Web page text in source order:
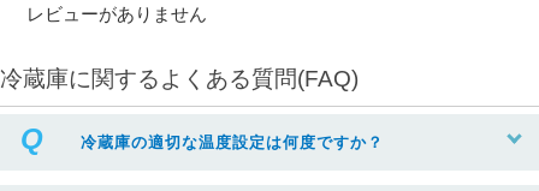
レビューがありません
冷蔵庫に関するよくある質問(FAQ)
冷蔵庫の適切な温度設定は何度ですか？